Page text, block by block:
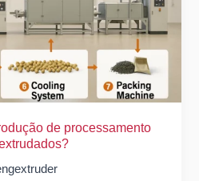
de processamento